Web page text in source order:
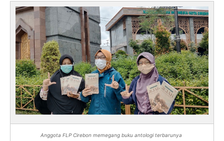
Anggota FLP Cirebon memegang buku antologi terbarunya